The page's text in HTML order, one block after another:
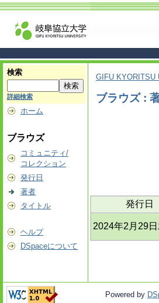
検索
詳細検索
ホーム
ブラウズ
コミュニティ/
コレクション
発行日
著者
タイトル
ヘルプ
DSpaceについて
GIFU KYORITSU
ブラウズ :
発行日
2024年2月29日
Powered by